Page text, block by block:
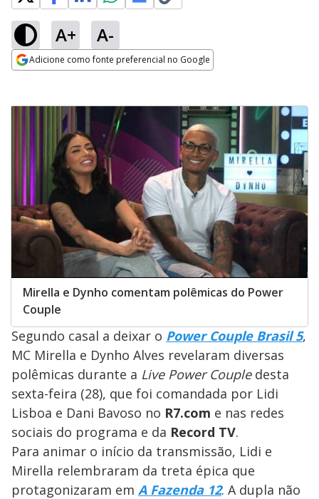
A+ A-
Adicione como fonte preferencial no Google
Mirella e Dynho comentam polêmicas do Power
Couple
Segundo casal a deixar o Power Couple Brasil 5,
MC Mirella e Dynho Alves revelaram diversas
polêmicas durante a Live Power Coupledesta
sexta-feira (28), que foi comandada por Lidi
Lisboa e Dani Bavoso no R7.com e nas redes
sociais do programa e da Record TV.
Para animar o início da transmissão, Lidi e
Mirella relembraram da treta épica que
protagonizaram em A Fazenda 12. A dupla não